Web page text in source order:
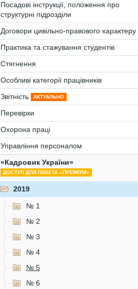
Посадові інструкції, положення про
структурні підрозділи
Договори цивільно-правового характеру
Практика та стажування студентів
Стягнення
Особливі категорії працівників
Звітність
АКТУАЛЬНО
Перевірки
Охорона праці
Управління персоналом
«Кадровик України»
ДОСТУП ДЛЯ ПАКЕТА «ПРЕМІУМ»
2019
№ 1
№ 2
№ 3
№ 4
№ 5
№ 6